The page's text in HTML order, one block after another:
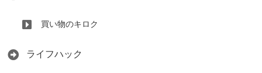
買い物のキロク
ライフハック